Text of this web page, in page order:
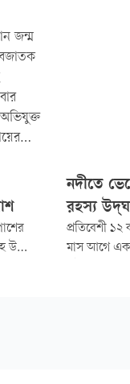
জন্ম
নদীতে
রহস্য
প্রতিবেশী
মাস আগে